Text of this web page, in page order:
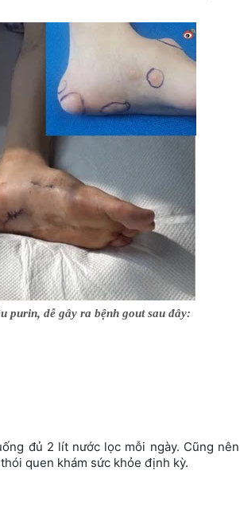
purin, dễ gây ra bệnh gout sau đây:
đủ 2 lít nước lọc mỗi ngày. Cũng nên
quen khám sức khỏe định kỳ.